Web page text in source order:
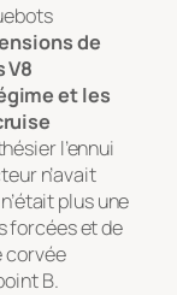
de
V8
et les
l’ennui
n’avait
plus une
forcées et de
corvée
B.